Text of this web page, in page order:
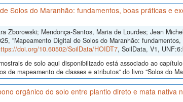
Solos do Maranhão: fundamentos, boas práticas e
Zborowski; Mendonça-Santos, Maria de Lourdes; Jean
"Mapeamento Digital de Solos do Maranhão:
doi.org/10.60502/SoilData/HOIDT7, SoilData, V1,
de solo aqui disponibilizado está associado ao
de mapeamento de classes e atributos” do livro "Solos do
orgânico do solo entre plantio direto e mata nativa